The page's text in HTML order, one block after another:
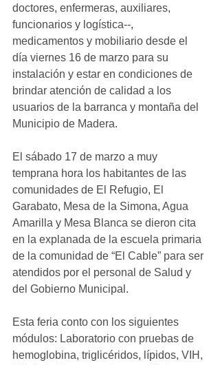
doctores, enfermeras, auxiliares,
funcionarios y logística--,
medicamentos y mobiliario desde el
día viernes 16 de marzo para su
instalación y estar en condiciones de
brindar atención de calidad a los
usuarios de la barranca y montaña del
Municipio de Madera.
El sábado 17 de marzo a muy
temprana hora los habitantes de las
comunidades de El Refugio, El
Garabato, Mesa de la Simona, Agua
Amarilla y Mesa Blanca se dieron cita
en la explanada de la escuela primaria
de la comunidad de “El Cable” para ser
atendidos por el personal de Salud y
del Gobierno Municipal.
Esta feria conto con los siguientes
módulos: Laboratorio con pruebas de
hemoglobina, triglicéridos, lípidos, VIH,